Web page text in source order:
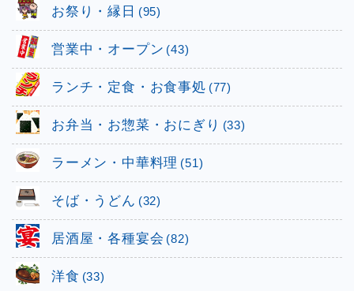
お祭り・縁日 (95)
営業中・オープン (43)
ランチ・定食・お食事処 (77)
お弁当・お惣菜・おにぎり (33)
ラーメン・中華料理 (51)
そば・うどん (32)
居酒屋・各種宴会 (82)
洋食 (33)